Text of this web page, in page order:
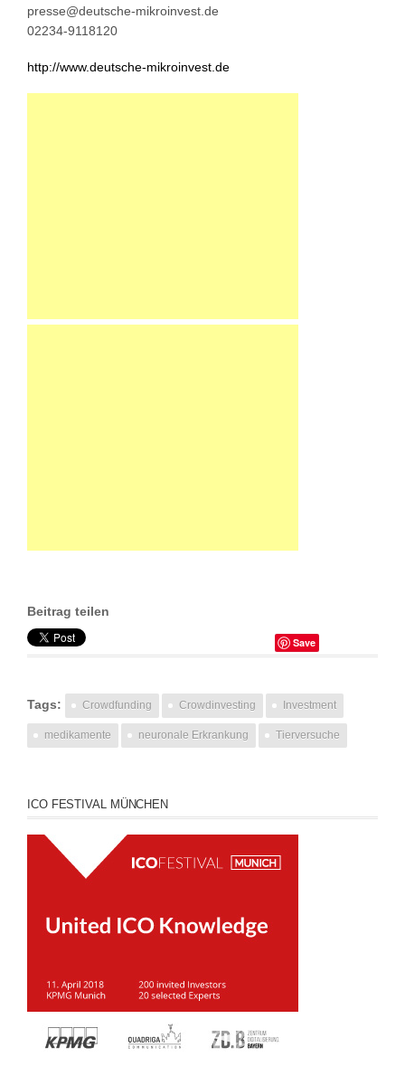
presse@deutsche-mikroinvest.de
02234-9118120
http://www.deutsche-mikroinvest.de
Beitrag teilen
Save
Tags: Crowdfunding Crowdinvesting Investment
medikamente neuronale Erkrankung Tierversuche
ICO FESTIVAL MÜNCHEN